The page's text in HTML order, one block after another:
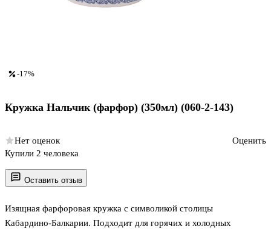
Оставить отзыв
Изящная фарфоровая кружка с символикой столицы
Кабардино‑Балкарии. Подходит для горячих и холодных
-17%
Кружка Нальчик (фарфор) (350мл) (060-2-143)
Нет оценок
Оценить
Купили 2 человека